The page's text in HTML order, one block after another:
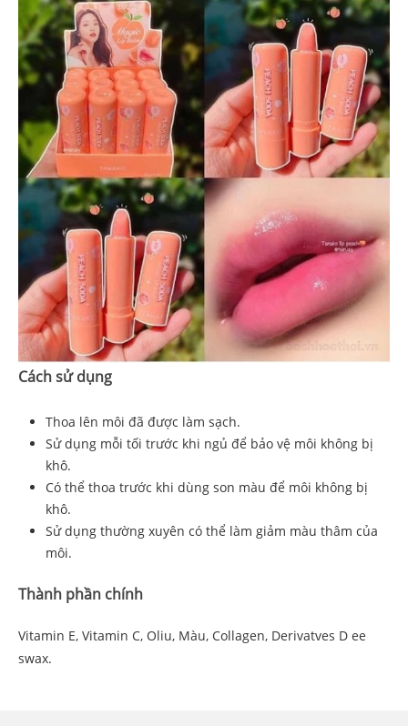
Cách sử dụng
Thoa lên môi đã được làm sạch.
Sử dụng mỗi tối trước khi ngủ để bảo vệ môi không bị
khô.
Có thể thoa trước khi dùng son màu để môi không bị
khô.
Sử dụng thường xuyên có thể làm giảm màu thâm của
môi.
Thành phần chính
Vitamin E, Vitamin C, Oliu, Màu, Collagen, Derivatves D ee
swax.